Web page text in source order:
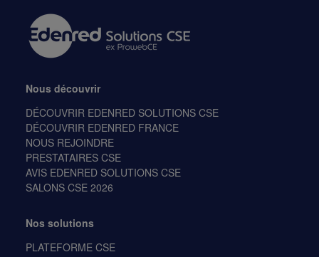
Nous découvrir
DÉCOUVRIR EDENRED SOLUTIONS CSE
DÉCOUVRIR EDENRED FRANCE
NOUS REJOINDRE
PRESTATAIRES CSE
AVIS EDENRED SOLUTIONS CSE
SALONS CSE 2026
Nos solutions
PLATEFORME CSE